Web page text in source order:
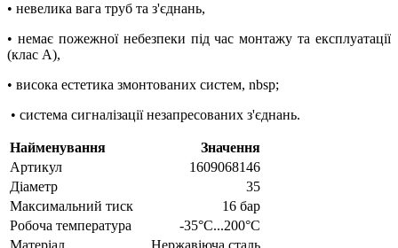
• невелика вага труб та з'єднань,
• немає пожежної небезпеки під час монтажу та експлуатації
(клас A),
• висока естетика змонтованих систем, nbsp;
• система сигналізації незапресованих з'єднань.
Найменування
Значення
Артикул
1609068146
Діаметр
35
Максимальний тиск
16 бар
Робоча температура
-35°C...200°C